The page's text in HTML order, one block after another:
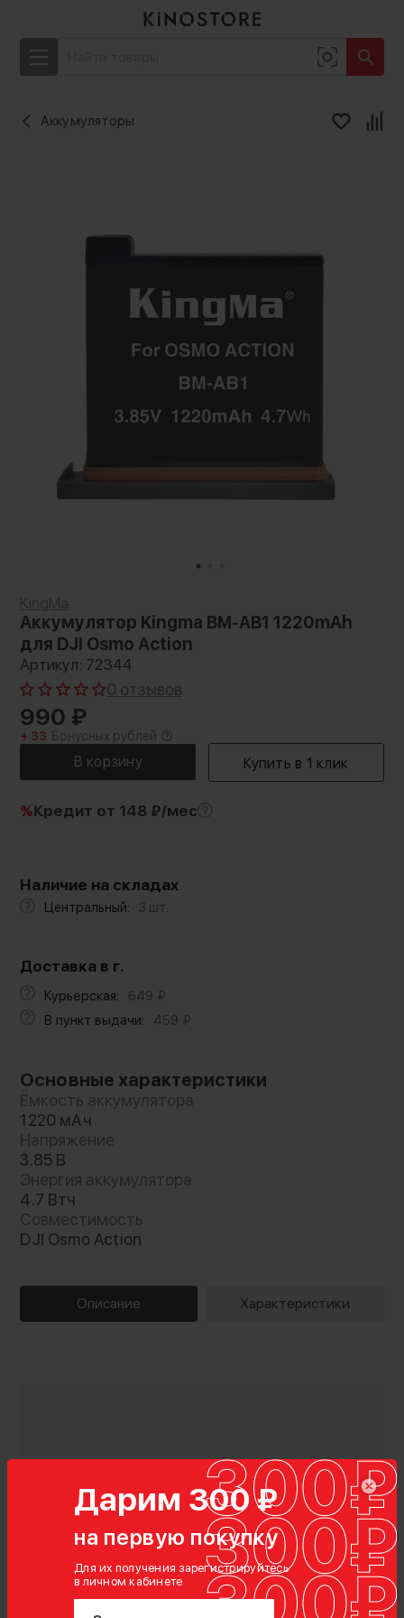
Дарим 300 ₽
на первую покупку
Для их получения зарегистрируйтесь
в личном кабинете
Аккумуляторы
Аккумулятор Kingma BM-AB1 1220mAh
для DJI Osmo Action
Артикул: 72344
0 отзывов
990 ₽
+ 33 Бонусных рублей
%Кредит от 148 ₽/мес
Наличие на складах
Центральный: 3 шт.
Доставка в г.
Курьерская: 649 ₽
В пункт выдачи:
459 ₽
Основные характеристики
Ёмкость аккумулятора
1220 мАч
Напряжение
3.85 В
Энергия аккумулятора
4.7 Втч
Совместимость
DJI Osmo Action
Описание Характеристики